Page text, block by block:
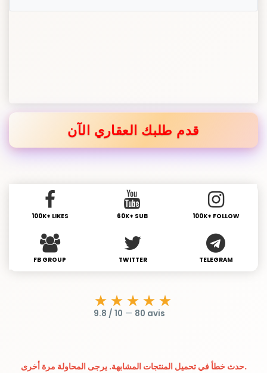
قدم طلبك العقاري الآن
100K+ LIKES 60K+ SUB 100K+ FOLLOW
FB GROUP TWITTER TELEGRAM
★★★★★
9.8 / 10 — 80 avis
حدث خطأ في تحميل المنتجات المشابهة. يرجى المحاولة مرة أخرى.